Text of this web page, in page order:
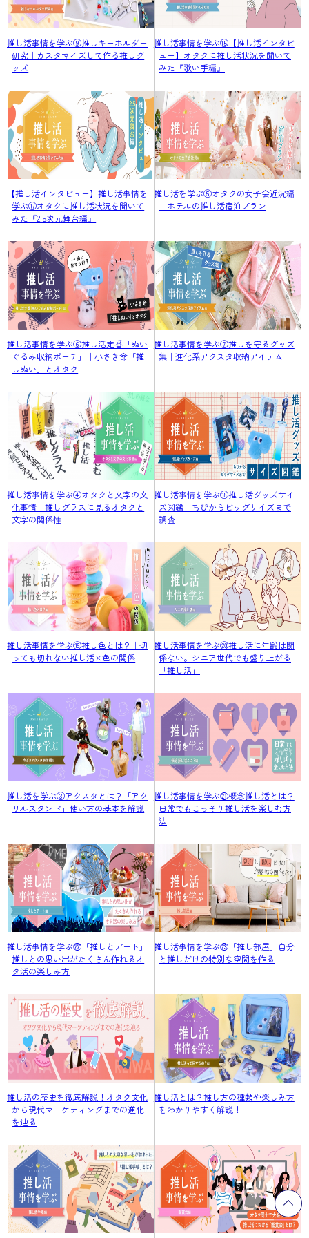
推し活事情を学ぶ⑨推しキーホルダー
研究｜カスタマイズして作る推しグ
ッズ
推し活事情を学ぶ⑮【推し活インタビ
ュー】オタクに推し活状況を聞いて
みた『歌い手編』
【推し活インタビュー】推し活事情を
学ぶ⑰オタクに推し活状況を聞いて
みた『2.5次元舞台編』
推し活を学ぶ⑤オタクの女子会近況編
｜ホテルの推し活宿泊プラン
推し活事情を学ぶ⑥推し活定番「ぬい
ぐるみ収納ポーチ」｜小さき命「推
しぬい」とオタク
推し活事情を学ぶ⑦推しを守るグッズ
集｜進化系アクスタ収納アイテム
推し活事情を学ぶ④オタクと文字の文
化事情｜推しグラスに見るオタクと
文字の関係性
推し活事情を学ぶ⑱推し活グッズサイ
ズ図鑑｜ちびからビッグサイズまで
調査
推し活事情を学ぶ⑲推し色とは？｜切
っても切れない推し活×色の関係
推し活事情を学ぶ⑳推し活に年齢は関
係ない。シニア世代でも盛り上がる
「推し活」
推し活を学ぶ③アクスタとは？「アク
リルスタンド」使い方の基本を解説
推し活事情を学ぶ㉑概念推し活とは？
日常でもこっそり推し活を楽しむ方
法
推し活事情を学ぶ㉒「推しとデート」
推しとの思い出がたくさん作れるオ
タ活の楽しみ方
推し活事情を学ぶ㉓「推し部屋」自分
と推しだけの特別な空間を作る
推し活の歴史を徹底解説！オタク文化
から現代マーケティングまでの進化
を辿る
推し活とは？推し方の種類や楽しみ方
をわかりやすく解説！